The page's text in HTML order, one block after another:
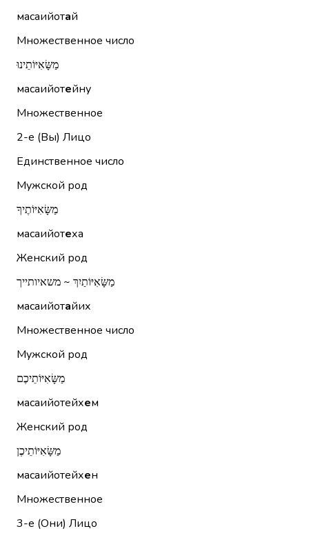
масаийотай
Множественное число
מַשָּׂאִיּוֹתֵינוּ
масаийотейну
Множественное
2-е (Вы) Лицо
Единственное число
Мужской род
מַשָּׂאִיּוֹתֶיךָ
масаийотеха
Женский род
מַשָּׂאִיּוֹתַיִךְ ~ משאיותייך
масаийотайих
Множественное число
Мужской род
מַשָּׂאִיּוֹתֵיכֶם
масаийотейхем
Женский род
מַשָּׂאִיּוֹתֵיכֶן
масаийотейхен
Множественное
3-е (Они) Лицо